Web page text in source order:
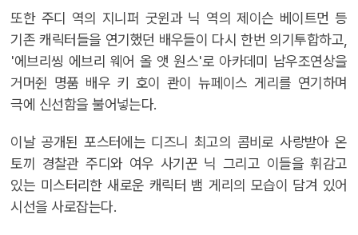
또한 주디 역의 지니퍼 굿윈과 닉 역의 제이슨 베이트먼 등
기존 캐릭터들을 연기했던 배우들이 다시 한번 의기투합하고,
'에브리씽 에브리 웨어 올 앳 원스'로 아카데미 남우조연상을
거머쥔 명품 배우 키 호이 콴이 뉴페이스 게리를 연기하며
극에 신선함을 불어넣는다.
이날 공개된 포스터에는 디즈니 최고의 콤비로 사랑받아 온
토끼 경찰관 주디와 여우 사기꾼 닉 그리고 이들을 휘감고
있는 미스터리한 새로운 캐릭터 뱀 게리의 모습이 담겨 있어
시선을 사로잡는다.